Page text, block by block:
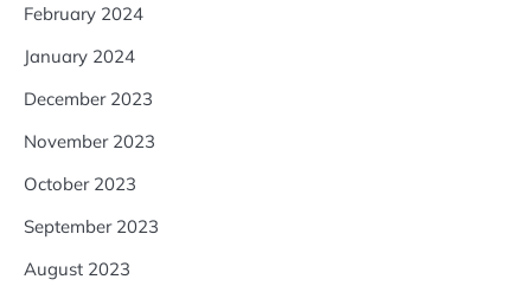
February 2024
January 2024
December 2023
November 2023
October 2023
September 2023
August 2023